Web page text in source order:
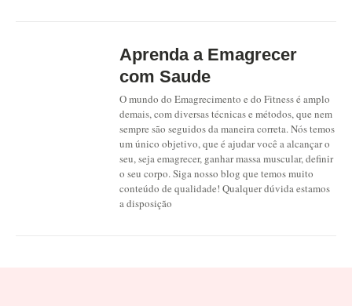
Aprenda a Emagrecer
com Saude
O mundo do Emagrecimento e do Fitness é amplo
demais, com diversas técnicas e métodos, que nem
sempre são seguidos da maneira correta. Nós temos
um único objetivo, que é ajudar você a alcançar o
seu, seja emagrecer, ganhar massa muscular, definir
o seu corpo. Siga nosso blog que temos muito
conteúdo de qualidade! Qualquer dúvida estamos
a disposição